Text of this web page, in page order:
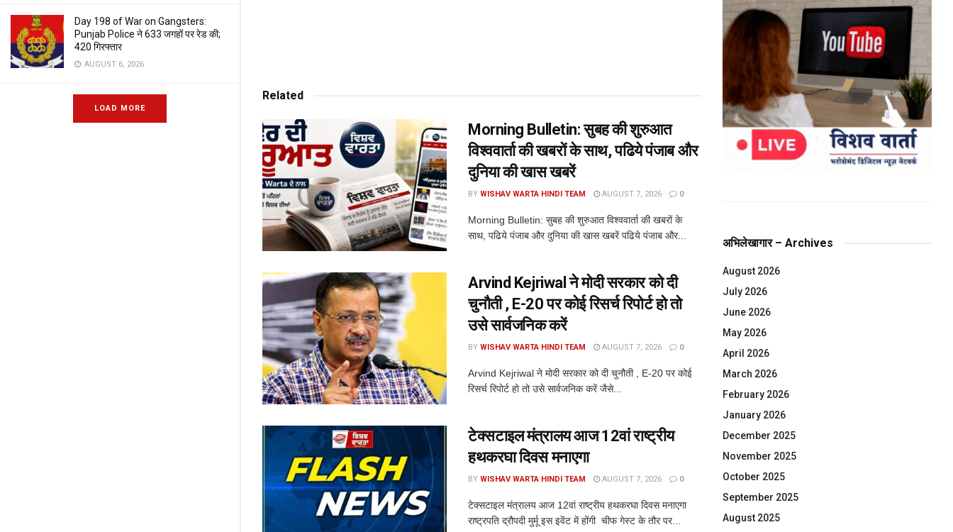
Day 198 of War on Gangsters:
Punjab Police ने 633 जगहों पर रेड की;
420 गिरफ्तार
AUGUST 6, 2026
LOAD MORE
Related
Morning Bulletin: सुबह की शुरुआत
विश्ववार्ता की खबरों के साथ, पढिये पंजाब और
दुनिया की खास खबरें
BY WISHAV WARTA HINDI TEAM AUGUST 7, 2026 0
Morning Bulletin: सुबह की शुरुआत विश्ववार्ता की खबरों के
साथ, पढिये पंजाब और दुनिया की खास खबरें पढिये पंजाब और...
Arvind Kejriwal ने मोदी सरकार को दी
चुनौती , E-20 पर कोई रिसर्च रिपोर्ट हो तो
उसे सार्वजनिक करें
BY WISHAV WARTA HINDI TEAM AUGUST 7, 2026 0
Arvind Kejriwal ने मोदी सरकार को दी चुनौती , E-20 पर कोई
रिसर्च रिपोर्ट हो तो उसे सार्वजनिक करें जैसे...
टेक्सटाइल मंत्रालय आज 12वां राष्ट्रीय
हथकरघा दिवस मनाएगा
BY WISHAV WARTA HINDI TEAM AUGUST 7, 2026 0
टेक्सटाइल मंत्रालय आज 12वां राष्ट्रीय हथकरघा दिवस मनाएगा
राष्ट्रपति द्रौपदी मुर्मू इस इवेंट में होंगी चीफ गेस्ट के तौर पर...
अभिलेखागार – Archives
August 2026
July 2026
June 2026
May 2026
April 2026
March 2026
February 2026
January 2026
December 2025
November 2025
October 2025
September 2025
August 2025